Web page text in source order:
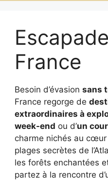
France
Besoin d’évasion sans
France regorge de
extraordinaires à
week-end ou d’un
charme nichés au
plages secrètes de
les forêts enchantées
partez à la rencontre